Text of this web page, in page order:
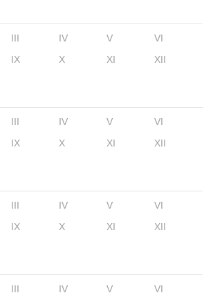
III IV V
VI
IX X XI XII
III IV V
VI
IX X XI XII
III IV V
VI
IX X XI XII
III IV V
VI